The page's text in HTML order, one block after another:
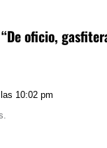
oficio,
10:02 pm